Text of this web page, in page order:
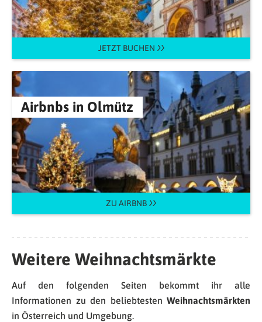
JETZT BUCHEN
Airbnbs in Olmütz
ZU AIRBNB
Weitere Weihnachtsmärkte
Auf den folgenden Seiten bekommt ihr alle
Informationen zu den beliebtesten Weihnachtsmärkten
in Österreich und Umgebung.